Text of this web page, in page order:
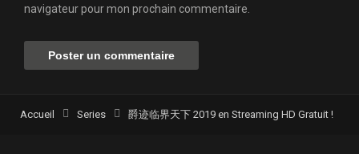
navigateur pour mon prochain commentaire.
Accueil Series 爵迹临界天下 2019 en Streaming HD Gratuit !